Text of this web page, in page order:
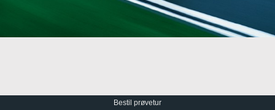
Bestil prøvetur